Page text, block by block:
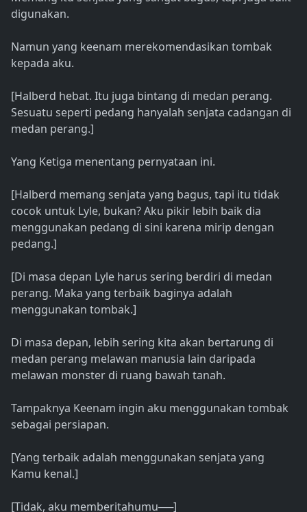
digunakan.
Namun yang keenam merekomendasikan tombak
kepada aku.
[Halberd hebat. Itu juga bintang di medan perang.
Sesuatu seperti pedang hanyalah senjata cadangan di
medan perang.]
Yang Ketiga menentang pernyataan ini.
[Halberd memang senjata yang bagus, tapi itu tidak
cocok untuk Lyle, bukan? Aku pikir lebih baik dia
menggunakan pedang di sini karena mirip dengan
pedang.]
[Di masa depan Lyle harus sering berdiri di medan
perang. Maka yang terbaik baginya adalah
menggunakan tombak.]
Di masa depan, lebih sering kita akan bertarung di
medan perang melawan manusia lain daripada
melawan monster di ruang bawah tanah.
Tampaknya Keenam ingin aku menggunakan tombak
sebagai persiapan.
[Yang terbaik adalah menggunakan senjata yang
Kamu kenal.]
[Tidak, aku memberitahumu──]